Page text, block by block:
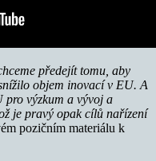
předejít tomu, aby
objem inovací v EU. A
pro výzkum a vývoj a
je pravý opak cílů nařízení
pozičním materiálu k